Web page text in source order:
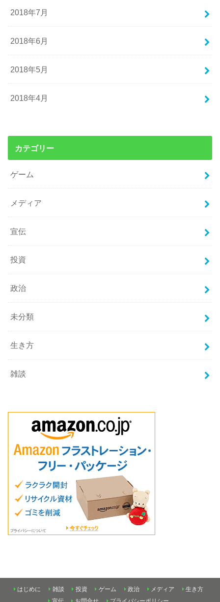
2018年7月
2018年6月
2018年5月
2018年4月
カテゴリー
ゲーム
メディア
宣伝
投資
政治
未分類
生き方
雑談
はじめに 雑談 投資 ゲーム 政治 メディア
生き方